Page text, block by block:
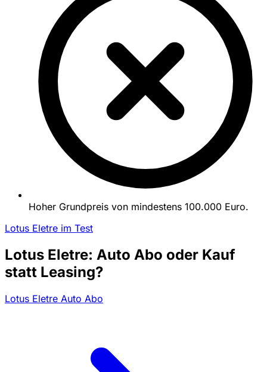
Hoher Grundpreis von mindestens 100.000 Euro.
Lotus Eletre im Test
Lotus Eletre: Auto Abo oder Kauf
statt Leasing?
Lotus Eletre Auto Abo